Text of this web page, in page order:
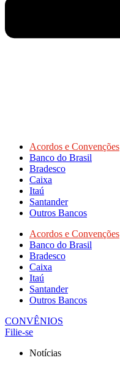
Acordos e Convenções
Banco do Brasil
Bradesco
Caixa
Itaú
Santander
Outros Bancos
Acordos e Convenções
Banco do Brasil
Bradesco
Caixa
Itaú
Santander
Outros Bancos
CONVÊNIOS
Filie-se
Notícias